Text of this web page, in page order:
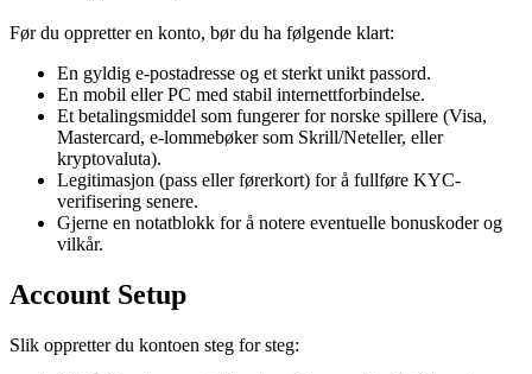
Før du oppretter en konto, bør du ha følgende klart:
En gyldig e-postadresse og et sterkt unikt passord.
En mobil eller PC med stabil internettforbindelse.
Et betalingsmiddel som fungerer for norske spillere (Visa,
Mastercard, e-lommebøker som Skrill/Neteller, eller
kryptovaluta).
Legitimasjon (pass eller førerkort) for å fullføre KYC-
verifisering senere.
Gjerne en notatblokk for å notere eventuelle bonuskoder og
vilkår.
Account Setup
Slik oppretter du kontoen steg for steg: